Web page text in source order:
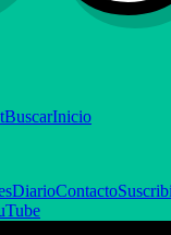
BuscarInicio
DiarioContacto